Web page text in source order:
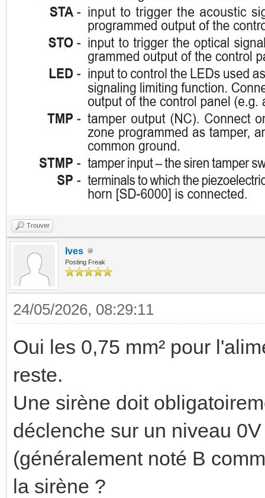
Trouver
Ives
Posting Freak
24/05/2026, 08:29:11
Oui les 0,75 mm² pour
reste.
Une sirène doit
déclenche sur un niveau
(généralement noté B
la sirène ?